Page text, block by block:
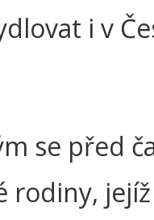
i v
se před
rodiny,